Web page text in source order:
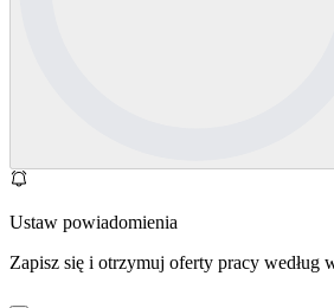
Ustaw powiadomienia
Zapisz się i otrzymuj oferty pracy według